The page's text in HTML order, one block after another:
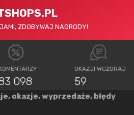
ZDOBYWAJ NAGRODY!
098
OKAZJI WCZORAJ
59
okazje, wyprzedaże, błędy